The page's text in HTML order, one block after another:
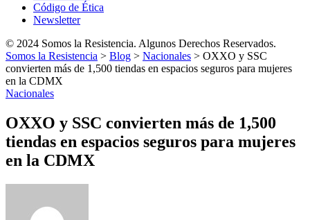
Código de Ética
Newsletter
© 2024 Somos la Resistencia. Algunos Derechos Reservados.
Somos la Resistencia > Blog > Nacionales > OXXO y SSC
convierten más de 1,500 tiendas en espacios seguros para mujeres
en la CDMX
Nacionales
OXXO y SSC convierten más de 1,500
tiendas en espacios seguros para mujeres
en la CDMX